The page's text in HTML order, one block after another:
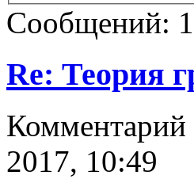
Сообщений:
Re: Теория
Комментарий
2017, 10:49